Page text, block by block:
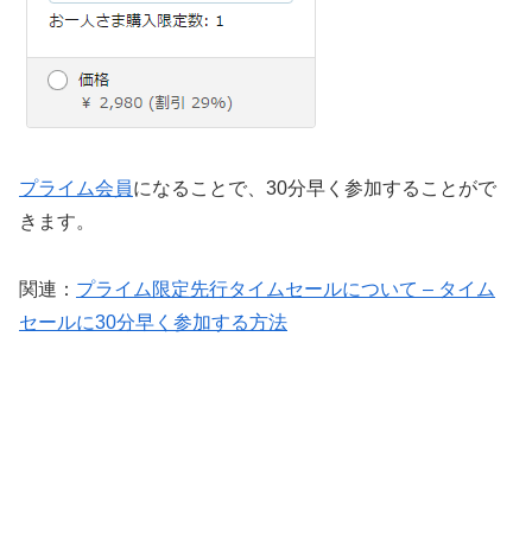
プライム会員になることで、30分早く参加することがで
きます。
関連： プライム限定先行タイムセールについて – タイム
セールに30分早く参加する方法